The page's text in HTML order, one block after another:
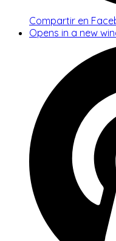
Compartir en
Opens in a new